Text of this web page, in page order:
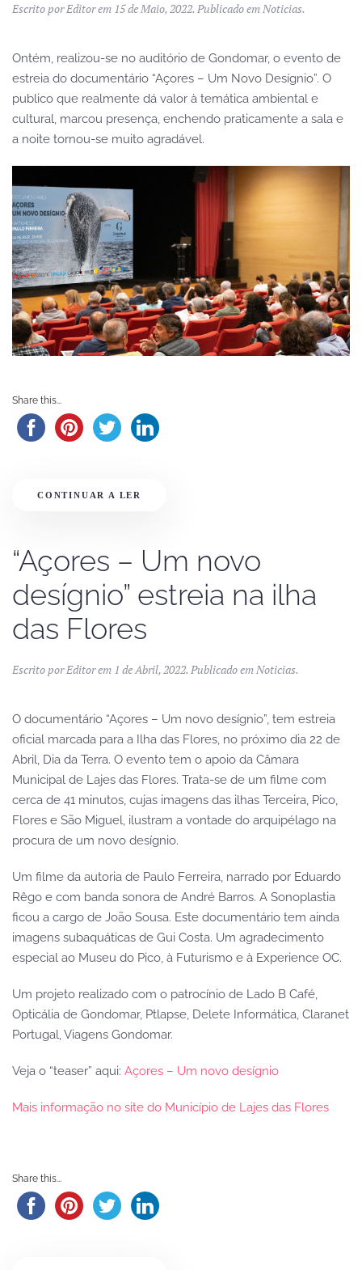
Escrito porEditorem 15 de Maio, 2022. Publicado emNoticias.
Ontém, realizou-se no auditório de Gondomar, o evento de
estreia do documentário “Açores – Um Novo Desígnio”. O
publico que realmente dá valor à temática ambiental e
cultural, marcou presença, enchendo praticamente a sala e
a noite tornou-se muito agradável.
Share this...
CONTINUAR A LER
“Açores – Um novo
desígnio” estreia na ilha
das Flores
Escrito porEditorem 1 de Abril, 2022. Publicado emNoticias.
O documentário “Açores – Um novo desígnio”, tem estreia
oficial marcada para a Ilha das Flores, no próximo dia 22 de
Abril, Dia da Terra. O evento tem o apoio da Câmara
Municipal de Lajes das Flores. Trata-se de um filme com
cerca de 41 minutos, cujas imagens das ilhas Terceira, Pico,
Flores e São Miguel, ilustram a vontade do arquipélago na
procura de um novo desígnio.
Um filme da autoria de Paulo Ferreira, narrado por Eduardo
Rêgo e com banda sonora de André Barros. A Sonoplastia
ficou a cargo de João Sousa. Este documentário tem ainda
imagens subaquáticas de Gui Costa. Um agradecimento
especial ao Museu do Pico, à Futurismo e à Experience OC.
Um projeto realizado com o patrocínio de Lado B Café,
Opticália de Gondomar, Ptlapse, Delete Informática, Claranet
Portugal, Viagens Gondomar.
Veja o “teaser” aqui: Açores – Um novo desígnio
Mais informação no site do Município de Lajes das Flores
Share this...